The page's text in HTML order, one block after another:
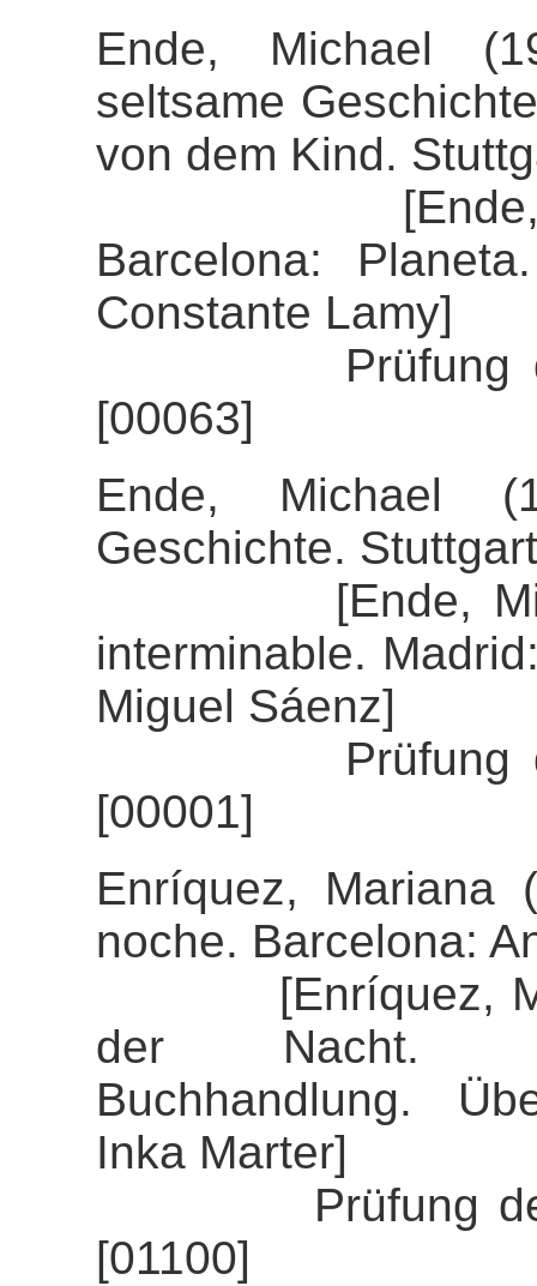
Ende, Michael
seltsame
von dem Kind.
[Ende,
Barcelona:
Constante Lamy]
Prüfung der
[00063]
Ende, Michael
Geschichte.
[Ende,
interminable.
Miguel Sáenz]
Prüfung der
[00001]
Enríquez, Mariana
noche. Barcelona:
[Enríquez,
der Nacht.
Buchhandlung.
Inka Marter]
Prüfung der
[01100]